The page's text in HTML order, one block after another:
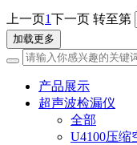
上一页1下一页 转至第
加载更多
产品展示
超声波检漏仪
全部
U4100压缩